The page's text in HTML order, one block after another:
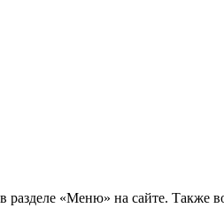
разделе «Меню» на сайте. Также